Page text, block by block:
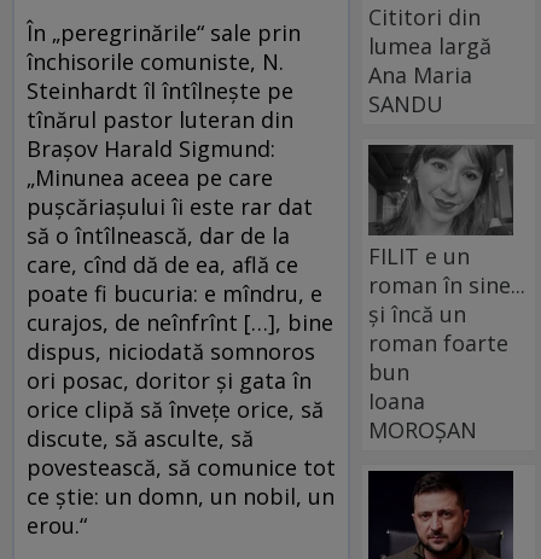
În „peregrinările“ sale prin
închisorile comuniste, N.
Steinhardt îl întîlneşte pe
tînărul pastor luteran din
Braşov Harald Sigmund:
„Minunea aceea pe care
puşcăriaşului îi este rar dat
să o întîlnească, dar de la
care, cînd dă de ea, află ce
poate fi bucuria: e mîndru, e
curajos, de neînfrînt […], bine
dispus, niciodată somnoros
ori posac, doritor şi gata în
orice clipă să înveţe orice, să
discute, să asculte, să
povestească, să comunice tot
ce ştie: un domn, un nobil, un
erou.“
Cititori din
lumea largă
Ana Maria
SANDU
FILIT e un
roman în sine...
și încă un
roman foarte
bun
Ioana
MOROȘAN